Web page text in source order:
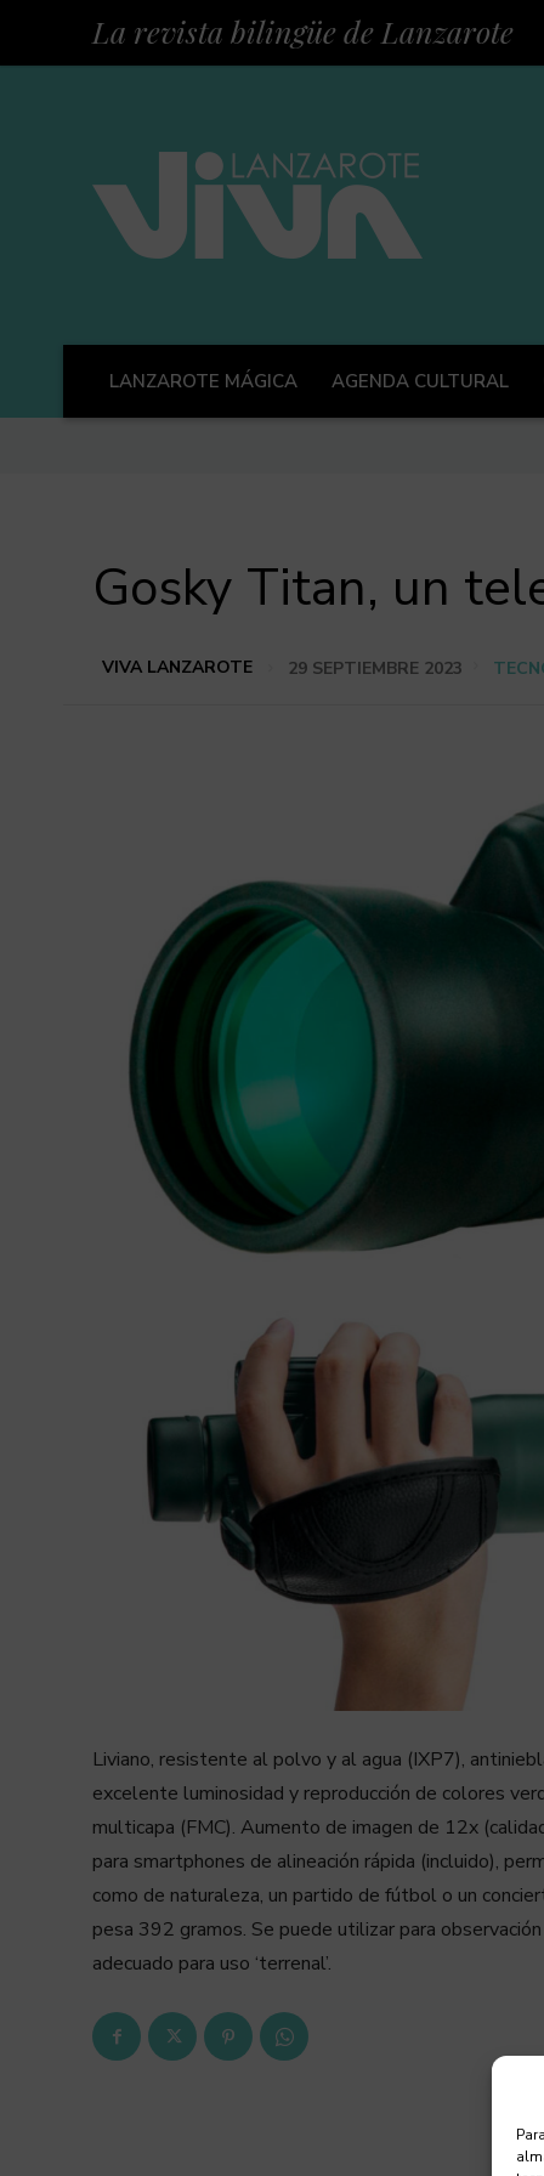
La revista bilingüe de Lanzarote
LANZAROTE MÁGICA AGENDA CULTURAL
Gosky Titan, un
VIVA LANZAROTE 29 SEPTIEMBRE 2023
Liviano, resistente al polvo y al agua (IXP7),
excelente luminosidad y reproducción de colores
multicapa (FMC). Aumento de imagen de 12x
para smartphones de alineación rápida (incluido),
como de naturaleza, un partido de fútbol o un
pesa 392 gramos. Se puede utilizar para
adecuado para uso ‘terrenal’.